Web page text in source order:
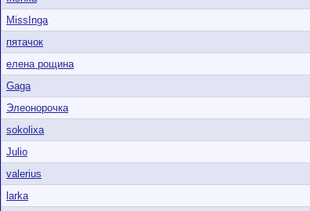
MissInga
пятачок
елена рощина
Gaga
Элеонорочка
sokolixa
Julio
valerius
larka